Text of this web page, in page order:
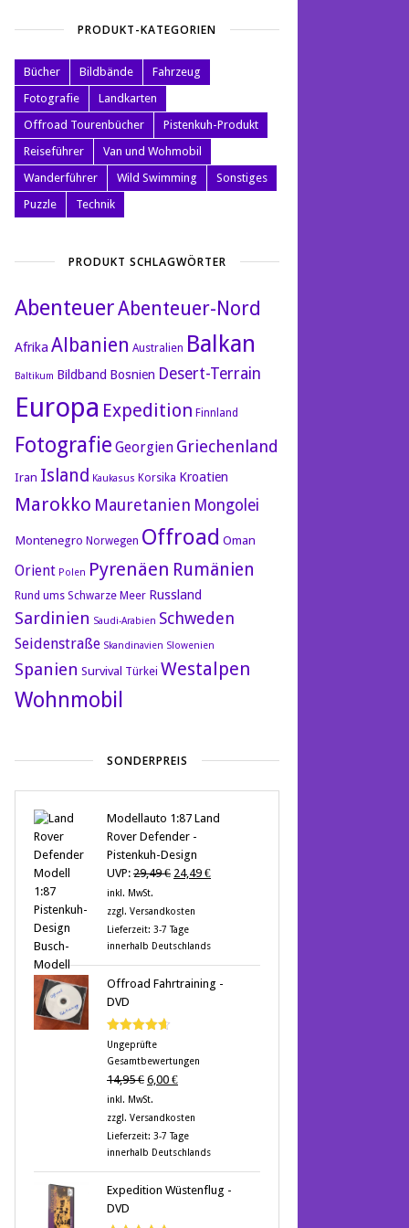
PRODUKT-KATEGORIEN
Bücher Bildbände
Fahrzeug
Fotografie
Landkarten
Offroad Tourenbücher
Pistenkuh-Produkt
Reiseführer
Van und Wohmobil
Wanderführer
Wild Swimming
Sonstiges
Puzzle
Technik
PRODUKT SCHLAGWÖRTER
AbenteuerAbenteuer-Nord
Afrika Albanien Australien Balkan
Baltikum Bildband Bosnien Desert-Terrain
Europa Expedition Finnland
Fotografie Georgien Griechenland
Iran Island Kaukasus Korsika Kroatien
Marokko Mauretanien Mongolei
Montenegro Norwegen Offroad Oman
Orient Polen Pyrenäen Rumänien
Rund ums Schwarze Meer Russland
Sardinien Saudi-Arabien Schweden
Seidenstraße Skandinavien Slowenien
Spanien Survival Türkei Westalpen
Wohnmobil
SONDERPREIS
Modellauto 1:87 Land
Rover Defender -
Pistenkuh-Design
UVP: 29,49€ Ursprünglicher
war:
29,49 €
24,49 €Aktueller
inkl. MwSt.
zzgl. Versandkosten
Lieferzeit: 3-7 Tage
innerhalb Deutschlands
Offroad Fahrtraining -
DVD
Bewertet
mit 4.60
von 5
Ungeprüfte
Gesamtbewertungen
14,95€ Ursprünglicher
Preis
war:
14,95 €
6,00 €Aktueller
ist:
6,00 €.
inkl. MwSt.
zzgl. Versandkosten
Lieferzeit: 3-7 Tage
innerhalb Deutschlands
Expedition Wüstenflug -
DVD